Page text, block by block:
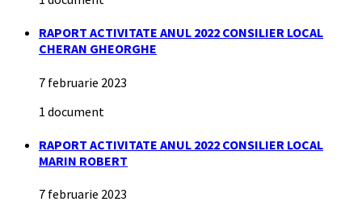
RAPORT ACTIVITATE ANUL 2022 CONSILIER LOCAL
CHERAN GHEORGHE
7 februarie 2023
1 document
RAPORT ACTIVITATE ANUL 2022 CONSILIER LOCAL
MARIN ROBERT
7 februarie 2023